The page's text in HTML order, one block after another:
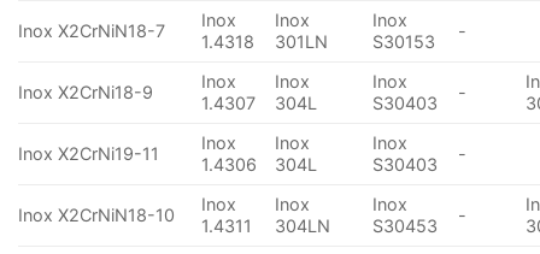
Inox X2CrNiN18-7
Inox
1.4318
Inox
301LN
Inox
S30153
-
Inox X2CrNi18-9
Inox
1.4307
Inox
304L
Inox
S30403
-
Inox X2CrNi19-11
Inox
1.4306
Inox
304L
Inox
S30403
-
Inox X2CrNiN18-10
Inox
1.4311
Inox
304LN
Inox
S30453
-